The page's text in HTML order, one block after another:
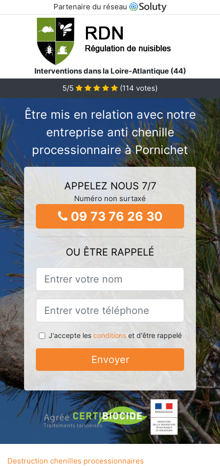
Partenaire du réseau
Interventions dans la Loire-Atlantique (44)
5/5
(114 votes)
Être mis en relation avec notre
entreprise anti chenille
processionnaire à Pornichet
APPELEZ NOUS 7/7
Numéro non surtaxé
09 73 76 26 30
OU ÊTRE RAPPELÉ
J'accepte les conditionset d'être rappelé
Envoyer
Destruction chenilles processionnaires